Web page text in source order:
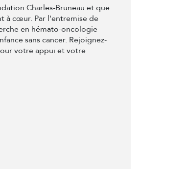
Charles-Bruneau et que
à cœur. Par l'entremise de
en hémato-oncologie
sans cancer. Rejoignez-
votre appui et votre